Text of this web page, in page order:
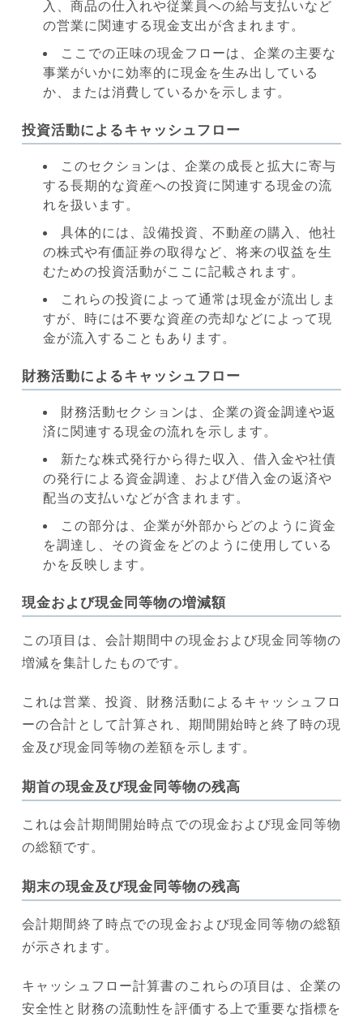
入、商品の仕入れや従業員への給与支払いなど
の営業に関連する現金支出が含まれます。
ここでの正味の現金フローは、企業の主要な
事業がいかに効率的に現金を生み出している
か、または消費しているかを示します。
投資活動によるキャッシュフロー
このセクションは、企業の成長と拡大に寄与
する長期的な資産への投資に関連する現金の流
れを扱います。
具体的には、設備投資、不動産の購入、他社
の株式や有価証券の取得など、将来の収益を生
むための投資活動がここに記載されます。
これらの投資によって通常は現金が流出しま
すが、時には不要な資産の売却などによって現
金が流入することもあります。
財務活動によるキャッシュフロー
財務活動セクションは、企業の資金調達や返
済に関連する現金の流れを示します。
新たな株式発行から得た収入、借入金や社債
の発行による資金調達、および借入金の返済や
配当の支払いなどが含まれます。
この部分は、企業が外部からどのように資金
を調達し、その資金をどのように使用している
かを反映します。
現金および現金同等物の増減額
この項目は、会計期間中の現金および現金同等物の
増減を集計したものです。
これは営業、投資、財務活動によるキャッシュフロ
ーの合計として計算され、期間開始時と終了時の現
金及び現金同等物の差額を示します。
期首の現金及び現金同等物の残高
これは会計期間開始時点での現金および現金同等物
の総額です。
期末の現金及び現金同等物の残高
会計期間終了時点での現金および現金同等物の総額
が示されます。
キャッシュフロー計算書のこれらの項目は、企業の
安全性と財務の流動性を評価する上で重要な指標を